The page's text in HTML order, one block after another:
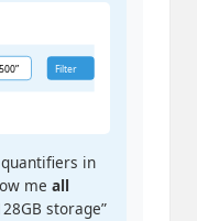
Filter
in
me all
storage”